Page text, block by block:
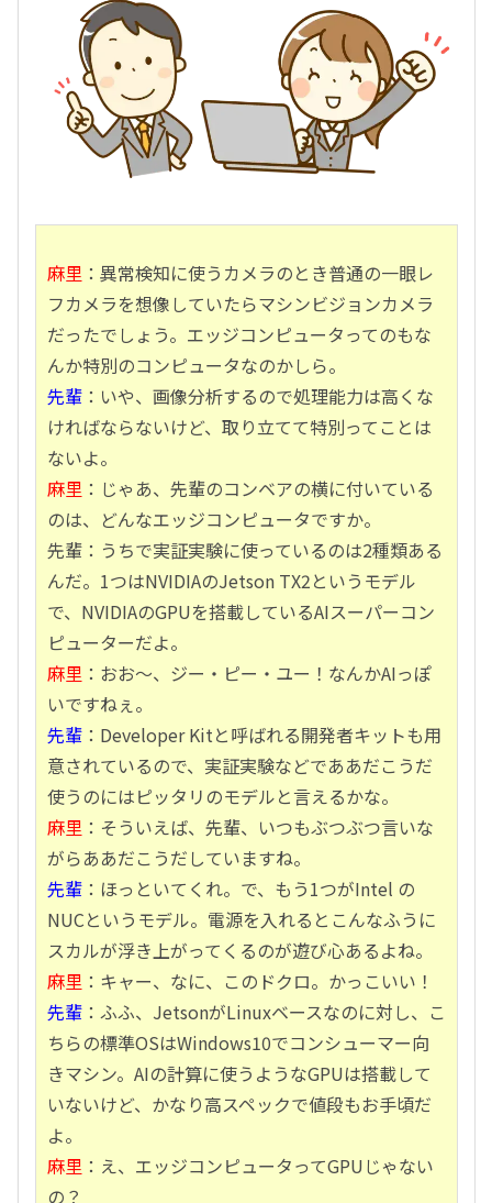
麻里 ：異常検知に使うカメラのとき普通の一眼レ
フカメラを想像していたらマシンビジョンカメラ
だったでしょう。エッジコンピュータってのもな
んか特別のコンピュータなのかしら。
先輩 ：いや、画像分析するので処理能力は高くな
ければならないけど、取り立てて特別ってことは
ないよ。
麻里 ：じゃあ、先輩のコンベアの横に付いている
のは、どんなエッジコンピュータですか。
先輩：うちで実証実験に使っているのは2種類ある
んだ。1つはNVIDIAのJetson TX2というモデル
で、NVIDIAのGPUを搭載しているAIスーパーコン
ピューターだよ。
麻里 ：おお～、ジー・ピー・ユー！なんかAIっぽ
いですねぇ。
先輩 ：Developer Kitと呼ばれる開発者キットも用
意されているので、実証実験などでああだこうだ
使うのにはピッタリのモデルと言えるかな。
麻里 ：そういえば、先輩、いつもぶつぶつ言いな
がらああだこうだしていますね。
先輩 ：ほっといてくれ。で、もう1つがIntel の
NUCというモデル。電源を入れるとこんなふうに
スカルが浮き上がってくるのが遊び心あるよね。
麻里 ：キャー、なに、このドクロ。かっこいい！
先輩 ：ふふ、JetsonがLinuxベースなのに対し、こ
ちらの標準OSはWindows10でコンシューマー向
きマシン。AIの計算に使うようなGPUは搭載して
いないけど、かなり高スペックで値段もお手頃だ
よ。
麻里 ：え、エッジコンピュータってGPUじゃない
の？